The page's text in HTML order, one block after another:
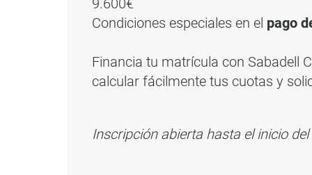
9.600€
Condiciones especiales en el pago
Financia tu matrícula con Sabadell
calcular fácilmente tus cuotas y
Inscripción abierta hasta el inicio